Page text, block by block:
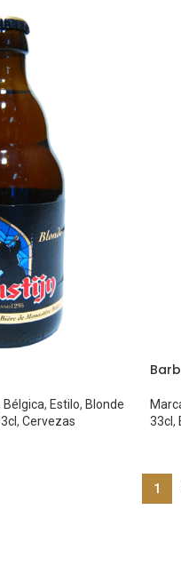
Bélgica, Estilo, Blonde
, Cervezas
33cl,
1